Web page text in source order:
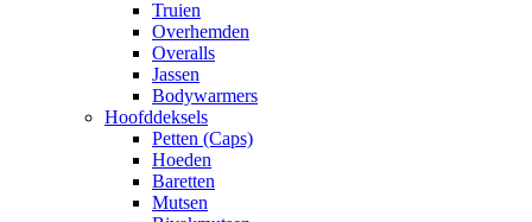
Truien
Overhemden
Overalls
Jassen
Bodywarmers
Hoofddeksels
Petten (Caps)
Hoeden
Baretten
Mutsen